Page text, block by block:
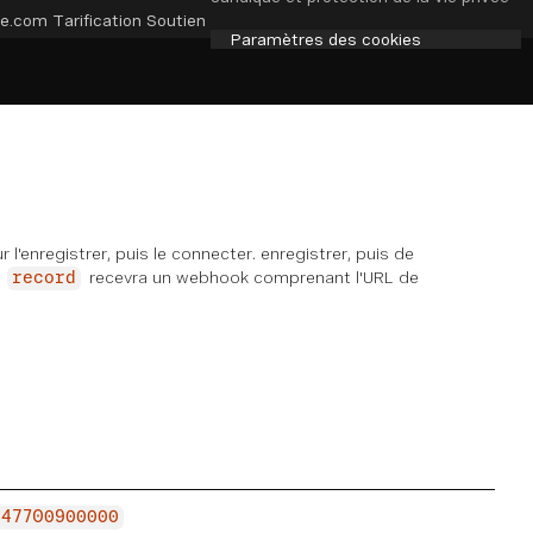
Tarification Soutien
Paramètres des cookies
puis le connecter. enregistrer, puis de
record
recevra un webhook comprenant l'URL de